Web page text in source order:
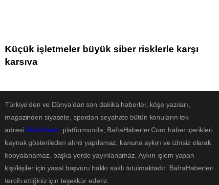
Küçük işletmeler büyük siber risklerle karşı
karşıya
Türkiye'den ve Dünya’dan son dakika haberler, köşe yazıları,
magazinden siyasete, spordan seyahate bütün konuların tek
adresi BafraHaber platformunda; BafraHaberler.Com haber içerikleri
kaynak gösterileden alıntı yapılamaz, kanuna aykırı ve izinsiz olarak
kopyalanamaz, başka yerde yayınlanamaz. Aykırı işlem yapan
kişi/kişiler için yasal başvuru hakkı saklı tutulmaktadır. BafraHaberleri
tercih ettiğiniz için teşekkür ederiz.